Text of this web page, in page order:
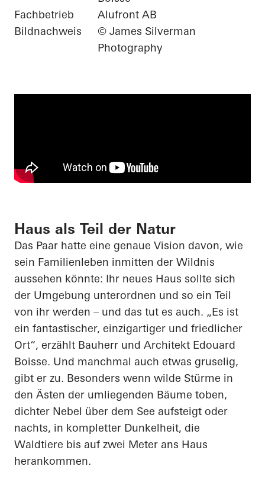
Fachbetrieb
Alufront AB
Bildnachweis
© James Silverman
Photography
Haus als Teil der Natur
Das Paar hatte eine genaue Vision davon, wie
sein Familienleben inmitten der Wildnis
aussehen könnte: Ihr neues Haus sollte sich
der Umgebung unterordnen und so ein Teil
von ihr werden – und das tut es auch. „Es ist
ein fantastischer, einzigartiger und friedlicher
Ort“, erzählt Bauherr und Architekt Edouard
Boisse. Und manchmal auch etwas gruselig,
gibt er zu. Besonders wenn wilde Stürme in
den Ästen der umliegenden Bäume toben,
dichter Nebel über dem See aufsteigt oder
nachts, in kompletter Dunkelheit, die
Waldtiere bis auf zwei Meter ans Haus
herankommen.